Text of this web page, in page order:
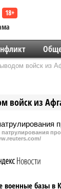
войск из
войск из
военные базы в